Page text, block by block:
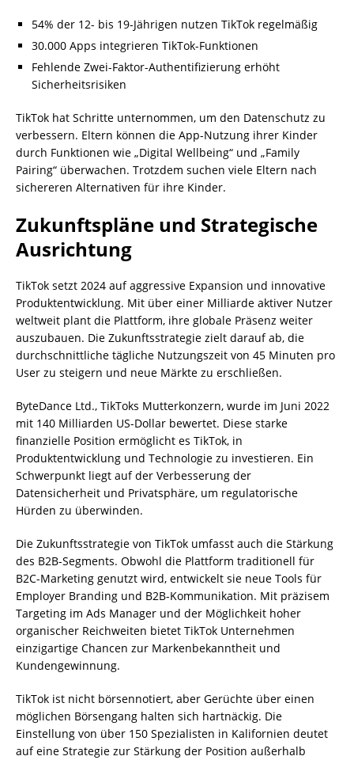
54% der 12- bis 19-Jährigen nutzen TikTok regelmäßig
30.000 Apps integrieren TikTok-Funktionen
Fehlende Zwei-Faktor-Authentifizierung erhöht
Sicherheitsrisiken
TikTok hat Schritte unternommen, um den Datenschutz zu
verbessern. Eltern können die App-Nutzung ihrer Kinder
durch Funktionen wie „Digital Wellbeing“ und „Family
Pairing“ überwachen. Trotzdem suchen viele Eltern nach
sichereren Alternativen für ihre Kinder.
Zukunftspläne und Strategische
Ausrichtung
TikTok setzt 2024 auf aggressive Expansion und innovative
Produktentwicklung. Mit über einer Milliarde aktiver Nutzer
weltweit plant die Plattform, ihre globale Präsenz weiter
auszubauen. Die Zukunftsstrategie zielt darauf ab, die
durchschnittliche tägliche Nutzungszeit von 45 Minuten pro
User zu steigern und neue Märkte zu erschließen.
ByteDance Ltd., TikToks Mutterkonzern, wurde im Juni 2022
mit 140 Milliarden US-Dollar bewertet. Diese starke
finanzielle Position ermöglicht es TikTok, in
Produktentwicklung und Technologie zu investieren. Ein
Schwerpunkt liegt auf der Verbesserung der
Datensicherheit und Privatsphäre, um regulatorische
Hürden zu überwinden.
Die Zukunftsstrategie von TikTok umfasst auch die Stärkung
des B2B-Segments. Obwohl die Plattform traditionell für
B2C-Marketing genutzt wird, entwickelt sie neue Tools für
Employer Branding und B2B-Kommunikation. Mit präzisem
Targeting im Ads Manager und der Möglichkeit hoher
organischer Reichweiten bietet TikTok Unternehmen
einzigartige Chancen zur Markenbekanntheit und
Kundengewinnung.
TikTok ist nicht börsennotiert, aber Gerüchte über einen
möglichen Börsengang halten sich hartnäckig. Die
Einstellung von über 150 Spezialisten in Kalifornien deutet
auf eine Strategie zur Stärkung der Position außerhalb